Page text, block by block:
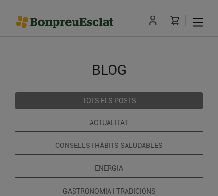
BLOG
TOTS ELS POSTS
ACTUALITAT
CONSELLS I HÀBITS SALUDABLES
ENERGIA
GASTRONOMIA I TRADICIONS